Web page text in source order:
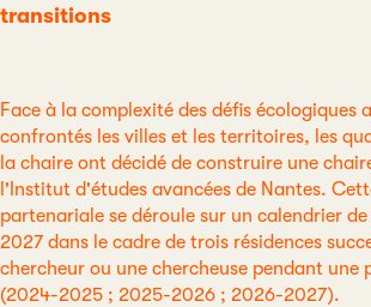
transitions
Face à la complexité des défis écologiques
confrontés les villes et les territoires, les
la chaire ont décidé de construire une
l'Institut d'études avancées de Nantes.
partenariale se déroule sur un calendrier
2027 dans le cadre de trois résidences
chercheur ou une chercheuse pendant une
(2024-2025 ; 2025-2026 ; 2026-2027).